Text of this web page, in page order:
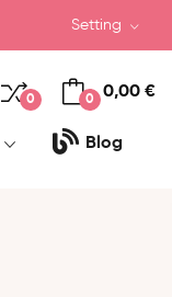
Setting
0 0,00 €
0
Blog